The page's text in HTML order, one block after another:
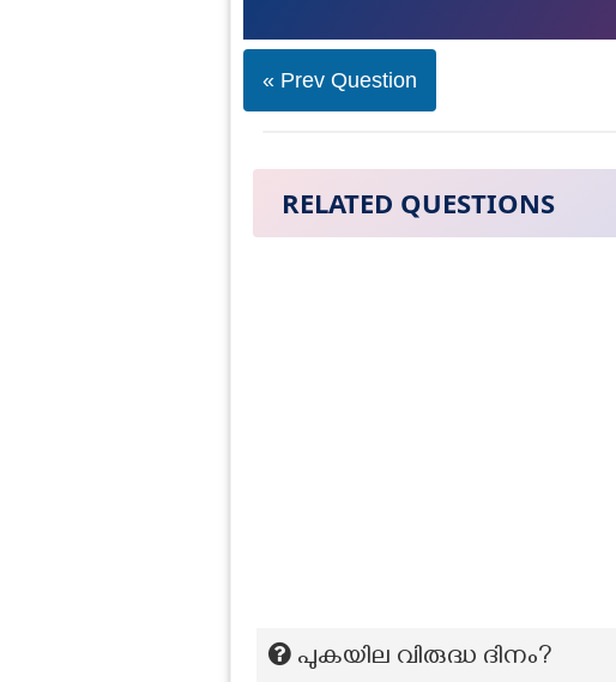
« Prev Question
RELATED QUESTIONS
പുകയില വിരുദ്ധ ദിനം?